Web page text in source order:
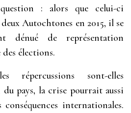
: alors que celui-ci
Autochtones en 2015, il se
dénué de représentation
élections.
répercussions sont-elles
pays, la crise pourrait aussi
internationales.